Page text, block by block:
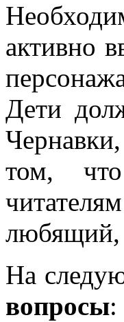
активно
Дети
том, что
любящий,
На
вопросы: